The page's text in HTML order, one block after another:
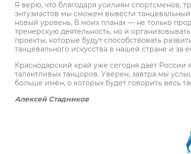
Я верю, что благодаря усилиям спортсменов,
энтузиастов мы сможем вывести танцевальный
новый уровень. В моих планах — не только
тренерскую деятельность, но и
проекты, которые будут способствовать
танцевального искусства в нашей стране и за
Краснодарский край уже сегодня даёт России
талантливых танцоров. Уверен, завтра мы
больше имён, о которых будет говорить весь
Алексей Стадников